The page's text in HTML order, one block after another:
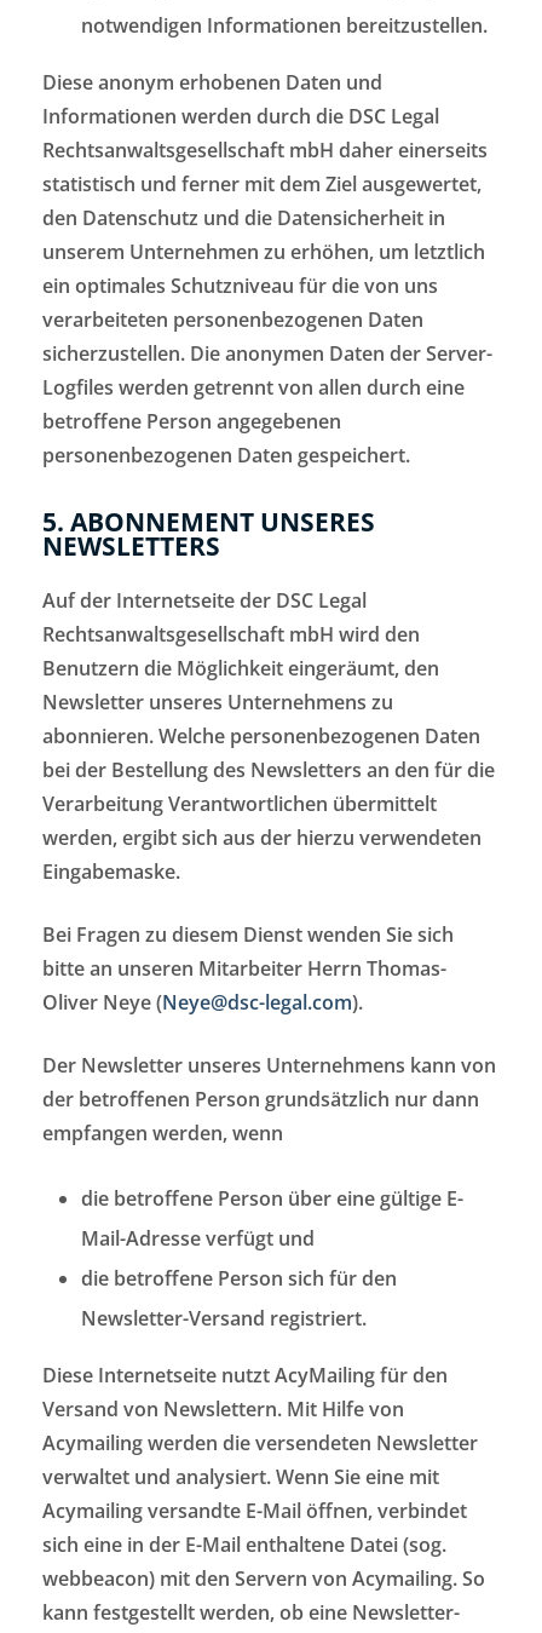
notwendigen Informationen bereitzustellen.
Diese anonym erhobenen Daten und
Informationen werden durch die DSC Legal
Rechtsanwaltsgesellschaft mbH daher einerseits
statistisch und ferner mit dem Ziel ausgewertet,
den Datenschutz und die Datensicherheit in
unserem Unternehmen zu erhöhen, um letztlich
ein optimales Schutzniveau für die von uns
verarbeiteten personenbezogenen Daten
sicherzustellen. Die anonymen Daten der Server-
Logfiles werden getrennt von allen durch eine
betroffene Person angegebenen
personenbezogenen Daten gespeichert.
5. ABONNEMENT UNSERES
NEWSLETTERS
Auf der Internetseite der DSC Legal
Rechtsanwaltsgesellschaft mbH wird den
Benutzern die Möglichkeit eingeräumt, den
Newsletter unseres Unternehmens zu
abonnieren. Welche personenbezogenen Daten
bei der Bestellung des Newsletters an den für die
Verarbeitung Verantwortlichen übermittelt
werden, ergibt sich aus der hierzu verwendeten
Eingabemaske.
Bei Fragen zu diesem Dienst wenden Sie sich
bitte an unseren Mitarbeiter Herrn Thomas-
Oliver Neye (Neye@dsc-legal.com).
Der Newsletter unseres Unternehmens kann von
der betroffenen Person grundsätzlich nur dann
empfangen werden, wenn
die betroffene Person über eine gültige E-
Mail-Adresse verfügt und
die betroffene Person sich für den
Newsletter-Versand registriert.
Diese Internetseite nutzt AcyMailing für den
Versand von Newslettern. Mit Hilfe von
Acymailing werden die versendeten Newsletter
verwaltet und analysiert. Wenn Sie eine mit
Acymailing versandte E-Mail öffnen, verbindet
sich eine in der E-Mail enthaltene Datei (sog.
webbeacon) mit den Servern von Acymailing. So
kann festgestellt werden, ob eine Newsletter-